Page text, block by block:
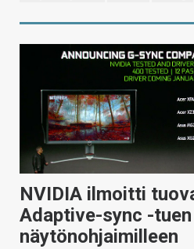
NVIDIA ilmoitti
Adaptive-sync -tuen
näytönohjaimilleen